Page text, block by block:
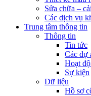
Sửa chữa –
Các dịch vụ
Trung tâm thông tin
Thông tin
Tin tức
Các dự
Hoạt
Sự kiện
Dữ liệu
Hồ sơ